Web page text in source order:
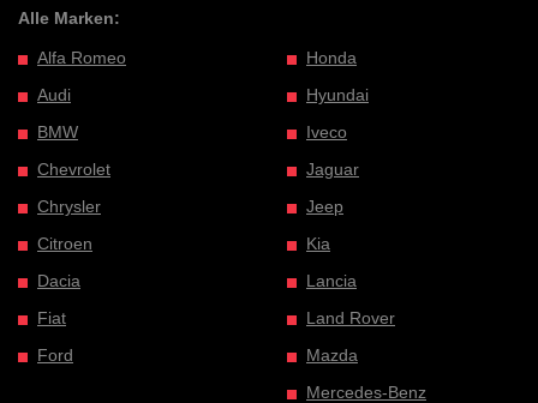
Alle Marken:
Alfa Romeo
Audi
BMW
Chevrolet
Chrysler
Citroen
Dacia
Fiat
Ford
Honda
Hyundai
Iveco
Jaguar
Jeep
Kia
Lancia
Land Rover
Mazda
Mercedes-Benz